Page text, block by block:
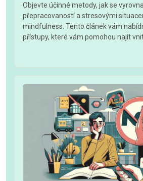
Objevte účinné metody, jak se
přepracovaností a stresovými
mindfulness. Tento článek vám
přístupy, které vám pomohou najít